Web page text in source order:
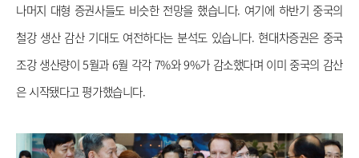
나머지 대형 증권사들도 비슷한 전망을 했습니다. 여기에 하반기 중국의
철강 생산 감산 기대도 여전하다는 분석도 있습니다. 현대차증권은 중국
조강 생산량이 5월과 6월 각각 7%와 9%가 감소했다며 이미 중국의 감산
은 시작됐다고 평가했습니다.